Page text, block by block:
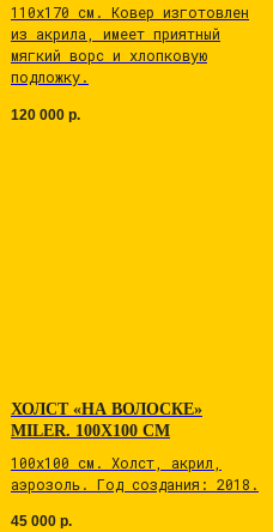
110х170 см. Ковер изготовлен
из акрила, имеет приятный
мягкий ворс и хлопковую
подложку.
120 000 р.
ХОЛСТ «НА ВОЛОСКЕ»
MILER. 100Х100 СМ
100х100 см. Холст, акрил,
аэрозоль. Год создания: 2018.
45 000 р.